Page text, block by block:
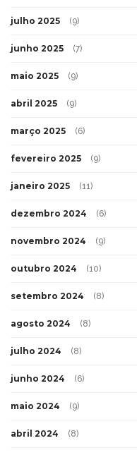
julho 2025 (9)
junho 2025 (7)
maio 2025 (9)
abril 2025 (9)
março 2025 (6)
fevereiro 2025 (9)
janeiro 2025 (11)
dezembro 2024 (6)
novembro 2024 (9)
outubro 2024 (10)
setembro 2024 (8)
agosto 2024 (8)
julho 2024 (8)
junho 2024 (6)
maio 2024 (9)
abril 2024 (8)